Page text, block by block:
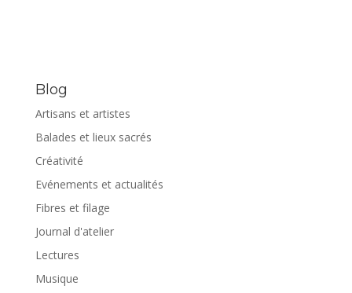
Blog
Artisans et artistes
Balades et lieux sacrés
Créativité
Evénements et actualités
Fibres et filage
Journal d'atelier
Lectures
Musique